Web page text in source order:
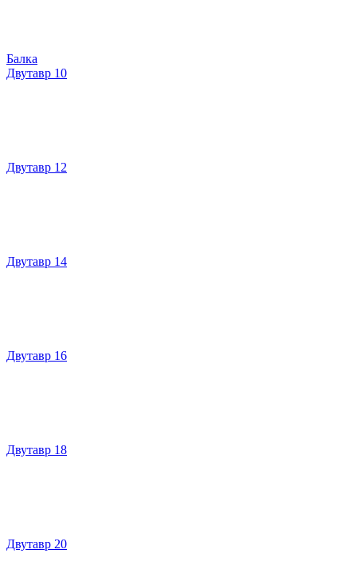
Балка
Двутавр 10
Двутавр 12
Двутавр 14
Двутавр 16
Двутавр 18
Двутавр 20